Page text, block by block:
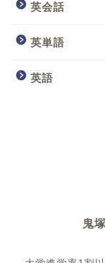
英会話
英単語
英語
鬼